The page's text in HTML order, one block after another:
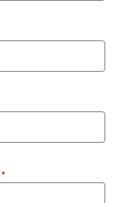
*